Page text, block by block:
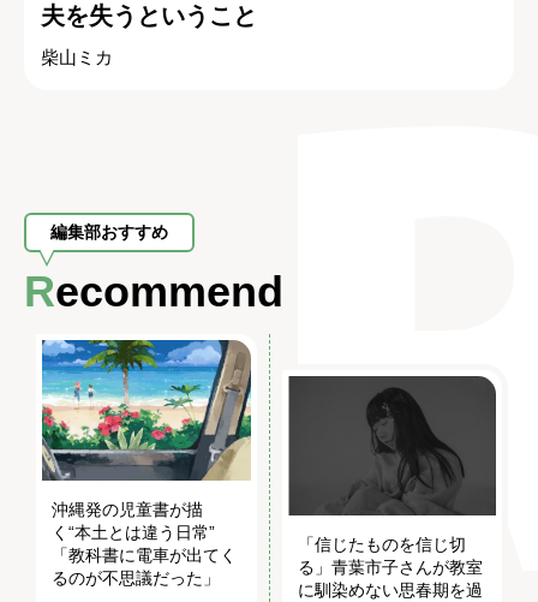
夫を失うということ
柴山ミカ
編集部おすすめ
Recommend
沖縄発の児童書が描
く“本土とは違う日常”
「教科書に電車が出てく
るのが不思議だった」
「信じたものを信じ切
る」青葉市子さんが教室
に馴染めない思春期を過